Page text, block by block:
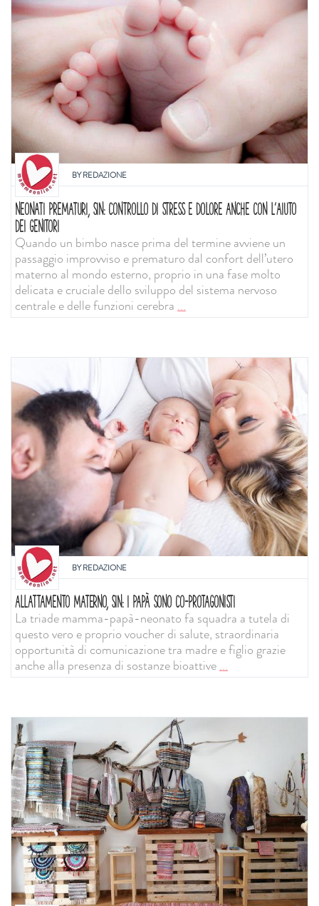
BYREDAZIONE
NEONATI PREMATURI, SIN: CONTROLLO DI STRESS E DOLORE ANCHE CON L'AIUTO
DEI GENITORI
Quando un bimbo nasce prima del termine avviene un
passaggio improvviso e prematuro dal confort dell’utero
materno al mondo esterno, proprio in una fase molto
delicata e cruciale dello sviluppo del sistema nervoso
centrale e delle funzioni cerebra...
BYREDAZIONE
ALLATTAMENTO MATERNO, SIN: I PAPÀ SONO CO-PROTAGONISTI
La triade mamma-papà-neonato fa squadra a tutela di
questo vero e proprio voucher di salute, straordinaria
opportunità di comunicazione tra madre e figlio grazie
anche alla presenza di sostanze bioattive...